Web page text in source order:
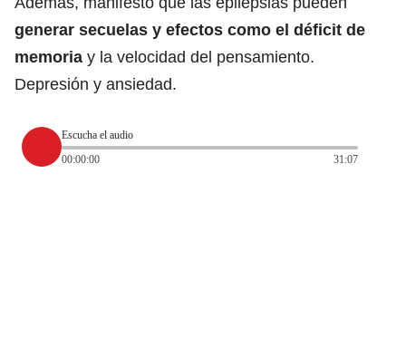
generar secuelas y efectos como el déficit de
memoria y la velocidad del pensamiento.
Depresión y ansiedad.
Escucha el audio
00:00:00
31:07